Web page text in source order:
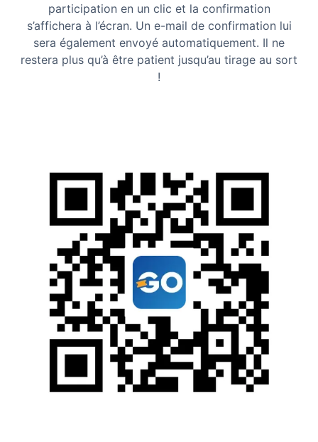
participation en un clic et la confirmation
s’affichera à l’écran. Un e-mail de confirmation lui
sera également envoyé automatiquement. Il ne
restera plus qu’à être patient jusqu’au tirage au sort
!